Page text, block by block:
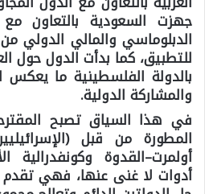
جهزت السعودية بالتعاون مع
الدبلوماسي والمالي الدولي
للتطبيق، كما بدأت الدول حول
بالدولة الفلسطينية ما يعكس
والمشاركة الدولية.
في هذا السياق تصبح
المطورة من قبل
أدوات لا غنى عنها، فهي